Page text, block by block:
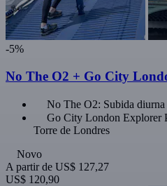
-5%
No The O2 + Go City
No The O2: Subida diurna
Go City London Explorer
Torre de Londres
Novo
A partir de US$ 127,27
US$ 120,90